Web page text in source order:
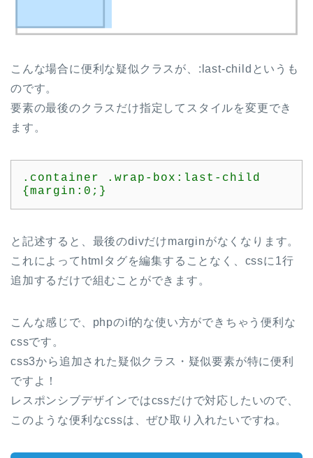
こんな場合に便利な疑似クラスが、:last-childというも
のです。
要素の最後のクラスだけ指定してスタイルを変更でき
ます。
.container .wrap-box:last-child
{margin:0;}
と記述すると、最後のdivだけmarginがなくなります。
これによってhtmlタグを編集することなく、cssに1行
追加するだけで組むことができます。
こんな感じで、phpのif的な使い方ができちゃう便利な
cssです。
css3から追加された疑似クラス・疑似要素が特に便利
ですよ！
レスポンシブデザインではcssだけで対応したいので、
このような便利なcssは、ぜひ取り入れたいですね。